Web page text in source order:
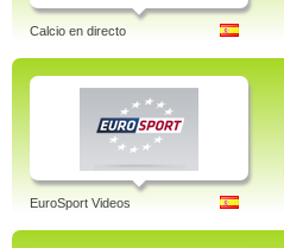
Calcio en directo
EuroSport Videos